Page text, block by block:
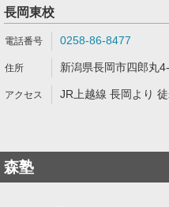
長岡東校
0258-86-8477
新潟県長岡市四郎丸
JR上越線 長岡より
森塾